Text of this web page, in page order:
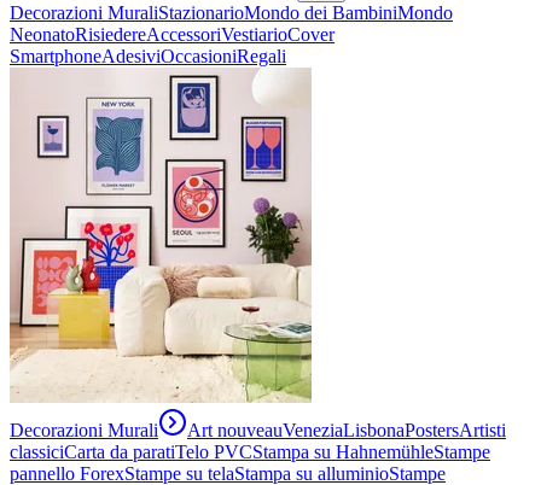
Decorazioni MuraliStazionarioMondo dei BambiniMondo
NeonatoRisiedereAccessoriVestiarioCover
SmartphoneAdesiviOccasioniRegali
Decorazioni Murali Art nouveauVeneziaLisbonaPostersArtisti
classiciCarta da paratiTelo PVCStampa su HahnemühleStampe
pannello ForexStampe su telaStampa su alluminioStampe